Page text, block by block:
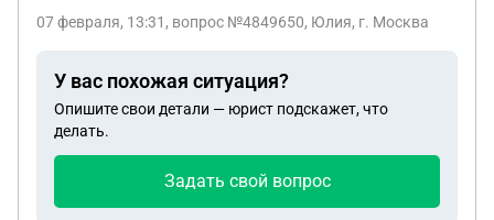
автомобиль.Как снять с регистрационного учета
выходит на связь
07 февраля, 13:31 , вопрос №4849650, Юлия, г. Москва
У вас похожая ситуация?
Опишите свои детали — юрист подскажет, что
делать.
Задать свой вопрос